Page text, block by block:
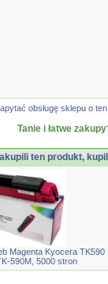
obsługę sklepu o
Tanie i łatwe
ten produkt,
Magenta Kyocera TK590
590M, 5000 stron